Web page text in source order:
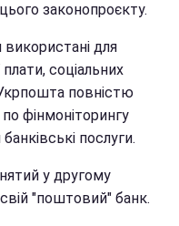
законопроєкту.
для
соціальних
Укрпошта повністю
фінмоніторингу
послуги.
у другому
"поштовий" банк.